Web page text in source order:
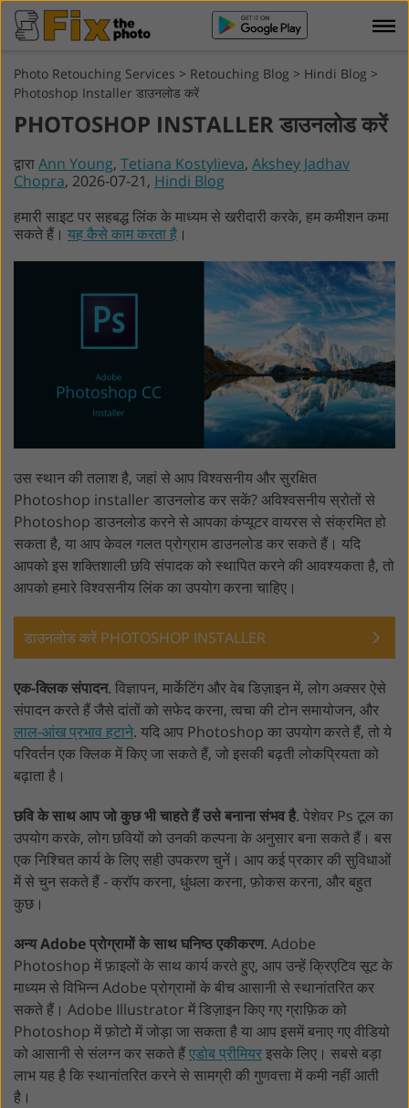
Photo Retouching Services > Retouching Blog > Hindi Blog >
Photoshop Installer डाउनलोड करें
PHOTOSHOP INSTALLER डाउनलोड करें
द्वाराAnn Young, Tetiana Kostylieva, Akshey Jadhav
Chopra, 2026-07-21, Hindi Blog
हमारी साइट पर सहबद्ध लिंक के माध्यम से खरीदारी करके, हम कमीशन कमा
सकते हैं। यह कैसे काम करता है ।
उस स्थान की तलाश है, जहां से आप विश्वसनीय और सुरक्षित
Photoshop installer डाउनलोड कर सकें? अविश्वसनीय स्रोतों से
Photoshop डाउनलोड करने से आपका कंप्यूटर वायरस से संक्रमित हो
सकता है, या आप केवल गलत प्रोग्राम डाउनलोड कर सकते हैं। यदि
आपको इस शक्तिशाली छवि संपादक को स्थापित करने की आवश्यकता है, तो
आपको हमारे विश्वसनीय लिंक का उपयोग करना चाहिए।
डाउनलोड करें PHOTOSHOP INSTALLER
एक-क्लिक संपादन. विज्ञापन, मार्केटिंग और वेब डिज़ाइन में, लोग अक्सर ऐसे
संपादन करते हैं जैसे दांतों को सफेद करना, त्वचा की टोन समायोजन, और
लाल-आंख प्रभाव हटाने. यदि आप Photoshop का उपयोग करते हैं, तो ये
परिवर्तन एक क्लिक में किए जा सकते हैं, जो इसकी बढ़ती लोकप्रियता को
बढ़ाता है।
छवि के साथ आप जो कुछ भी चाहते हैं उसे बनाना संभव है. पेशेवर Ps टूल का
उपयोग करके, लोग छवियों को उनकी कल्पना के अनुसार बना सकते हैं। बस
एक निश्चित कार्य के लिए सही उपकरण चुनें। आप कई प्रकार की सुविधाओं
में से चुन सकते हैं - क्रॉप करना, धुंधला करना, फ़ोकस करना, और बहुत
कुछ।
अन्य Adobe प्रोग्रामों के साथ घनिष्ठ एकीकरण. Adobe
Photoshop में फ़ाइलों के साथ कार्य करते हुए, आप उन्हें क्रिएटिव सूट के
माध्यम से विभिन्न Adobe प्रोग्रामों के बीच आसानी से स्थानांतरित कर
सकते हैं। Adobe Illustrator में डिज़ाइन किए गए ग्राफ़िक को
Photoshop में फ़ोटो में जोड़ा जा सकता है या आप इसमें बनाए गए वीडियो
को आसानी से संलग्न कर सकते हैंएडोब प्रीमियरइसके लिए। सबसे बड़ा
लाभ यह है कि स्थानांतरित करने से सामग्री की गुणवत्ता में कमी नहीं आती
है।